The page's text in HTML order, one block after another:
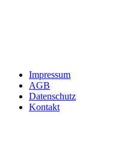
Impressum
AGB
Datenschutz
Kontakt